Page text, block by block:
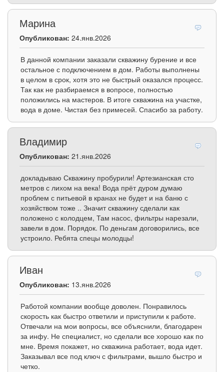
Марина
Опубликован: 24.янв.2026
В данной компании заказали скважину бурение и все
остальное с подключением в дом. Работы выполнены
в целом в срок, хотя это не быстрый оказался процесс.
Так как не разбираемся в вопросе, полностью
положились на мастеров. В итоге скважина на участке,
вода в доме. Чистая без примесей. Спасибо за работу.
Владимир
Опубликован: 21.янв.2026
докладываю Скважину пробурили! Артезианская сто
метров с лихом на века! Вода прёт дуром думаю
проблем с питьевой в кранах не будет и на баню с
хозяйством тоже .. Значит скважину сделали как
положено с колодцем, Там насос, фильтры нарезали,
завели в дом. Порядок. По деньгам договорились, все
устроило. Ребята спецы молодцы!
Иван
Опубликован: 13.янв.2026
Работой компании вообще доволен. Понравилось
скорость как быстро ответили и приступили к работе.
Отвечали на мои вопросы, все объяснили, благодарен
за инфу. Не специалист, но сделали все хорошо как по
мне. Время покажет, но скважина работает, вода идет.
Заказывал все под ключ с фильтрами, вышло быстро и
четко.